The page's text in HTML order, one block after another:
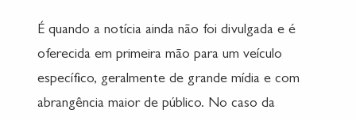
É quando a notícia ainda não foi divulgada e é
oferecida em primeira mão para um veículo
específico, geralmente de grande mídia e com
abrangência maior de público. No caso da